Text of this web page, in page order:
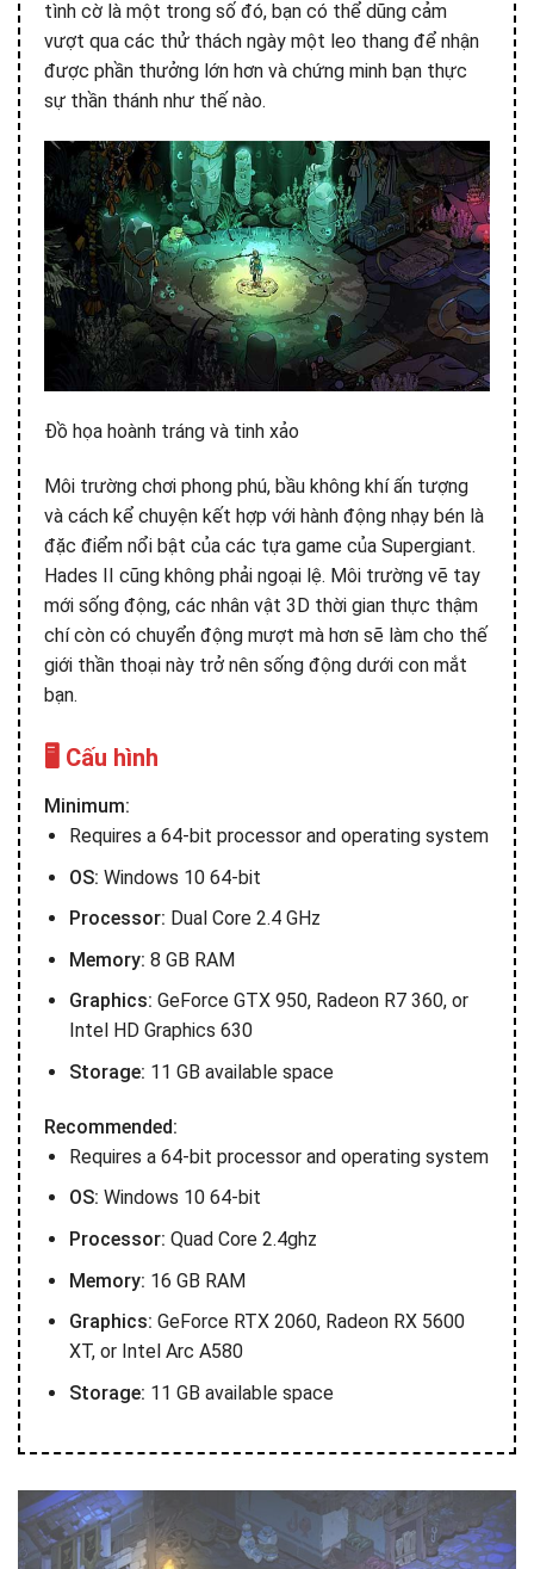
tình cờ là một trong số đó, bạn có thể dũng cảm
vượt qua các thử thách ngày một leo thang để nhận
được phần thưởng lớn hơn và chứng minh bạn thực
sự thần thánh như thế nào.
Đồ họa hoành tráng và tinh xảo
Môi trường chơi phong phú, bầu không khí ấn tượng
và cách kể chuyện kết hợp với hành động nhạy bén là
đặc điểm nổi bật của các tựa game của Supergiant.
Hades II cũng không phải ngoại lệ. Môi trường vẽ tay
mới sống động, các nhân vật 3D thời gian thực thậm
chí còn có chuyển động mượt mà hơn sẽ làm cho thế
giới thần thoại này trở nên sống động dưới con mắt
bạn.
🖥️ Cấu hình
Minimum:
Requires a 64-bit processor and operating system
OS: Windows 10 64-bit
Processor: Dual Core 2.4 GHz
Memory: 8 GB RAM
Graphics: GeForce GTX 950, Radeon R7 360, or
Intel HD Graphics 630
Storage: 11 GB available space
Recommended:
Requires a 64-bit processor and operating system
OS: Windows 10 64-bit
Processor: Quad Core 2.4ghz
Memory: 16 GB RAM
Graphics: GeForce RTX 2060, Radeon RX 5600
XT, or Intel Arc A580
Storage: 11 GB available space